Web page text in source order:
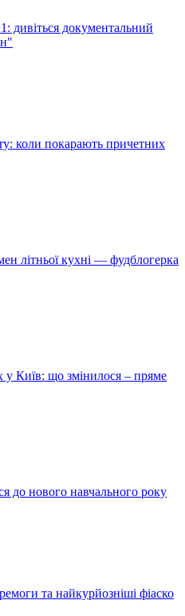
дивіться документальний
коли покарають причетних
літньої кухні — фудблогерка
у Київ: що змінилося – пряме
до нового навчального року
та найкурйозніші фіаско